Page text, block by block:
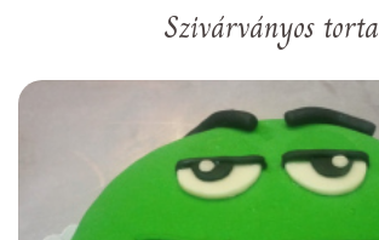
Szivárványos torta